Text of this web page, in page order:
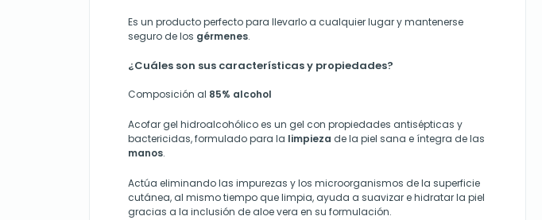
Es un producto perfecto para llevarlo a cualquier lugar y mantenerse
seguro de los gérmenes.
¿Cuáles son sus características y propiedades?
Composición al 85% alcohol
Acofar gel hidroalcohólico es un gel con propiedades antisépticas y
bactericidas, formulado para la limpieza de la piel sana e íntegra de las
manos.
Actúa eliminando las impurezas y los microorganismos de la superficie
cutánea, al mismo tiempo que limpia, ayuda a suavizar e hidratar la piel
gracias a la inclusión de aloe vera en su formulación.